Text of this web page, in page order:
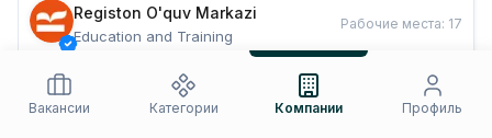
Registon O'quv Markazi
Education and Training
Рабочие места: 17
Restaurants and Fast Food
Рабочие места
Вакансии
Категории Компании Профиль